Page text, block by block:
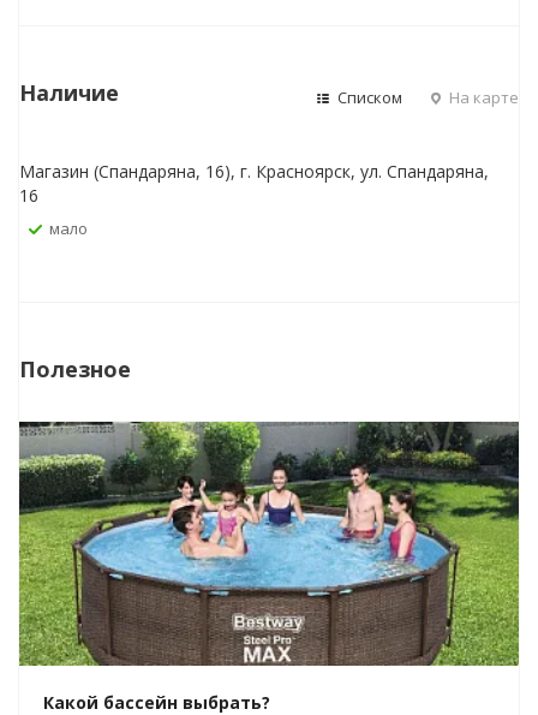
Наличие Списком На карте
Магазин (Спандаряна, 16), г. Красноярск, ул. Спандаряна,
16
Мало
Полезное
Какой бассейн выбрать?